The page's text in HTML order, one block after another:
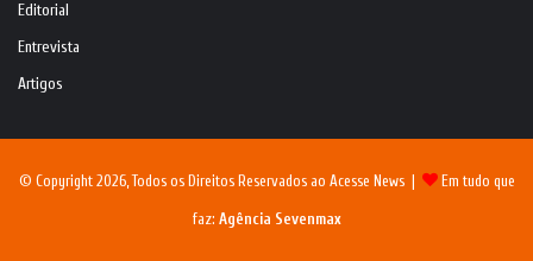
Editorial
Entrevista
Artigos
© Copyright 2026, Todos os Direitos Reservados ao Acesse News | Em tudo que
faz: Agência Sevenmax